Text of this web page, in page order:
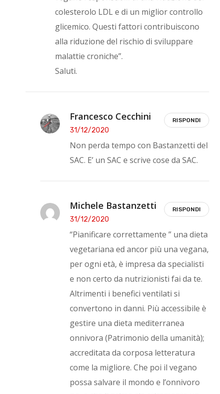
colesterolo LDL e di un miglior controllo
glicemico. Questi fattori contribuiscono
alla riduzione del rischio di sviluppare
malattie croniche”.
Saluti.
Francesco Cecchini
31/12/2020
Non perda tempo con Bastanzetti del
SAC. E’ un SAC e scrive cose da SAC.
RISPONDI
Michele Bastanzetti
31/12/2020
“Pianificare correttamente ” una dieta
vegetariana ed ancor più una vegana,
per ogni età, è impresa da specialisti
e non certo da nutrizionisti fai da te.
Altrimenti i benefici ventilati si
convertono in danni. Più accessibile è
gestire una dieta mediterranea
onnivora (Patrimonio della umanità);
accreditata da corposa letteratura
come la migliore. Che poi il vegano
possa salvare il mondo e l’onnivoro
RISPONDI